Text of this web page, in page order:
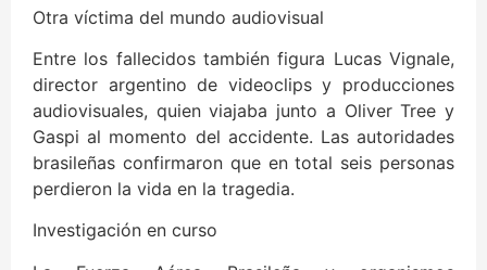
Otra víctima del mundo audiovisual
Entre los fallecidos también figura Lucas Vignale,
director argentino de videoclips y producciones
audiovisuales, quien viajaba junto a Oliver Tree y
Gaspi al momento del accidente. Las autoridades
brasileñas confirmaron que en total seis personas
perdieron la vida en la tragedia.
Investigación en curso